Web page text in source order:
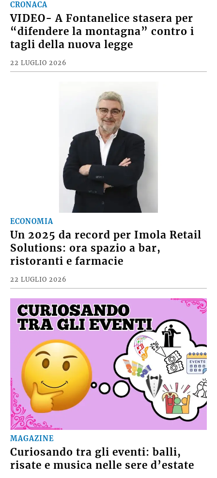
CRONACA
VIDEO- A Fontanelice stasera per
“difendere la montagna” contro i
tagli della nuova legge
22 LUGLIO 2026
ECONOMIA
Un 2025 da record per Imola Retail
Solutions: ora spazio a bar,
ristoranti e farmacie
22 LUGLIO 2026
MAGAZINE
Curiosando tra gli eventi: balli,
risate e musica nelle sere d’estate